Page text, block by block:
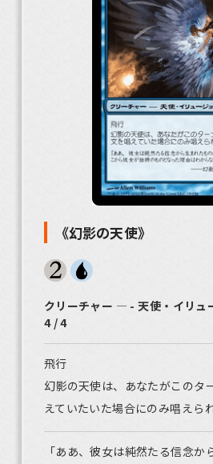
《幻影の天使》
クリーチャー ― - 天使・イリュ
4 / 4
飛行
幻影の天使は、あなたがこのタ
えていたいた場合にのみ唱えられ
「ああ、彼女は純然たる信念か